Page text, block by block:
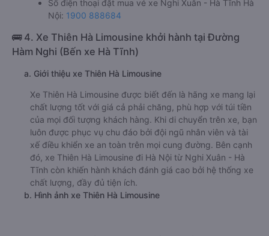
limousine 350000đ/vé
Nhà xe Phú Quý được đánh giá với số điểm trung bình là
4.6/5 dựa trên 516 đánh giá của khách hàng đã trải
nghiệm dịch vụ của nhà xe này.
Hà Tĩnh đi Hà Nội Phú Quý
Văn phòng xe Phú Quý ở Nghi Xuân - Hà Tĩnh:
Xem địa chỉ văn phòng nhà xe Phú Quý:
https://vexere.com/vi-VN/xe-phu-quy
Số điện thoại đặt mua vé xe Nghi Xuân - Hà Tĩnh Hà
Nội: 1900 888684
🚌 4. Xe Thiên Hà Limousine khởi hành tại Đường